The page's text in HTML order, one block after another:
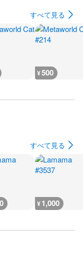
すべて見る
¥500
すべて見る
¥1,000